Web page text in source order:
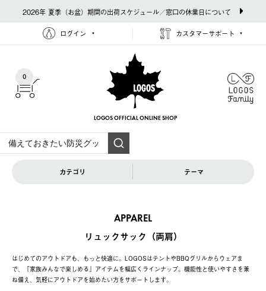
2026年 夏季（お盆）期間の出荷スケジュール／窓口の休業日について
ログイン カスタマーサポート
0
LOGOS OFFICIAL ONLINE SHOP
カテゴリ テーマ
APPAREL
リュックサック（両肩）
はじめてのアウトドアも、もっと快適に。LOGOSはテントやBBQグリルからウェアま
で、「家族みんなで楽しめる」アイテムを幅広くラインナップ。機能性と使いやすさを兼
ね備え、気軽にアウトドアを始めたい方をサポートします。